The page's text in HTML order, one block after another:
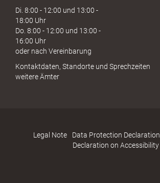
Di. 8:00 - 12:00 und 13:00 -
18:00 Uhr
Do. 8:00 - 12:00 und 13:00 -
16:00 Uhr
oder nach Vereinbarung
Kontaktdaten, Standorte und Sprechzeiten
weitere Ämter
Legal Note Data Protection Declaration
Declaration on Accessibility